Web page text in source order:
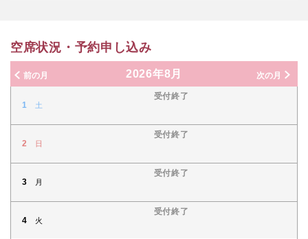
空席状況・予約申し込み
前の月 2026年8月 次の月
1 土
受付終了
2 日
受付終了
3 月
受付終了
4 火
受付終了